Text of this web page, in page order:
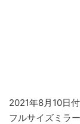
2021年8月10日
フルサイズミラ